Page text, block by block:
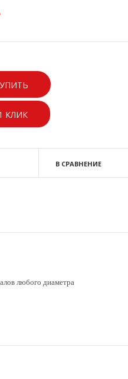
КЛИК
В СРАВНЕНИЕ
любого диаметра